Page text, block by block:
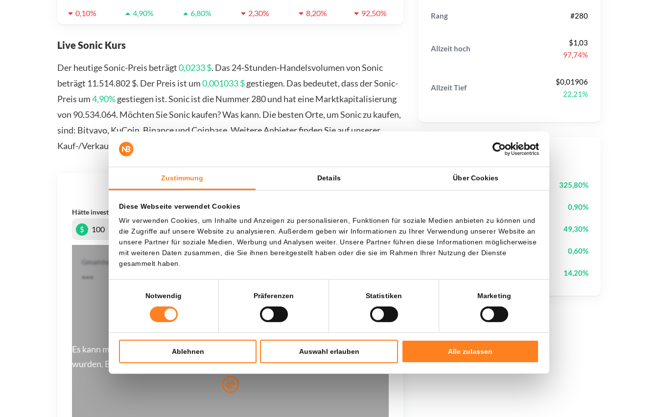
Zustimmung Details Über Cookies
Diese Webseite verwendet Cookies
Wir verwenden Cookies, um Inhalte und Anzeigen zu personalisieren, Funktionen für soziale Medien anbieten zu können und
die Zugriffe auf unsere Website zu analysieren. Außerdem geben wir Informationen zu Ihrer Verwendung unserer Website an
unsere Partner für soziale Medien, Werbung und Analysen weiter. Unsere Partner führen diese Informationen möglicherweise
mit weiteren Daten zusammen, die Sie ihnen bereitgestellt haben oder die sie im Rahmen Ihrer Nutzung der Dienste
gesammelt haben.
Notwendig
Präferenzen Statistiken Marketing
Ablehnen Auswahl erlauben Alle zulassen
0,10%
4,90% 6,80% 2,30% 8,20% 92,50%
Live Sonic Kurs
Der heutige Sonic-Preis beträgt0,0233 $. Das 24-Stunden-Handelsvolumen von Sonic
beträgt 11.514.802 $. Der Preis ist um0,001033 $gestiegen. Das bedeutet, dass der Sonic-
Preis um4,90%gestiegen ist. Sonic ist die Nummer 280 und hat eine Marktkapitalisierung
von 90.534.064. Möchten Sie Sonic kaufen? Was kann. Die besten Orte, um Sonic zu kaufen,
sind: Bitvavo, KuCoin, Binance und Coinbase. Weitere Anbieter finden Sie auf unserer
Kauf-/Verkaufsseite.
Was, wenn ich...?
Hätte investiert
$
Gesamtwert
---
Es kann manchmal einen Moment dauern, bis die historischen Daten abgerufen
wurden. Bitte haben Sie einen Augenblick Geduld.
Rang #280
Allzeit hoch
$1,03
97,74%
AllzeitTief
$0,01906
22,21%
325,80%
0,90%
IoTeX IOTX 49,30%
Pi Network PI 0,60%
14,20%